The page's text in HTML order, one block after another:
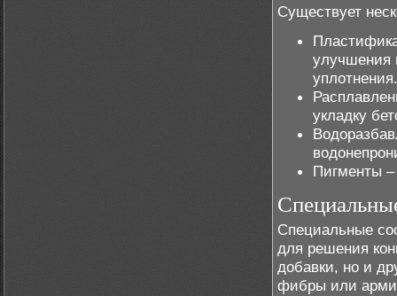
Существует
улучшения
уплотнения.
укладку
Пигменты –
Специальные
для решения
добавки, но и
фибры или